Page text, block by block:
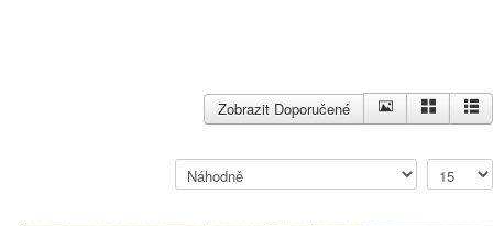
Zobrazit Doporučené